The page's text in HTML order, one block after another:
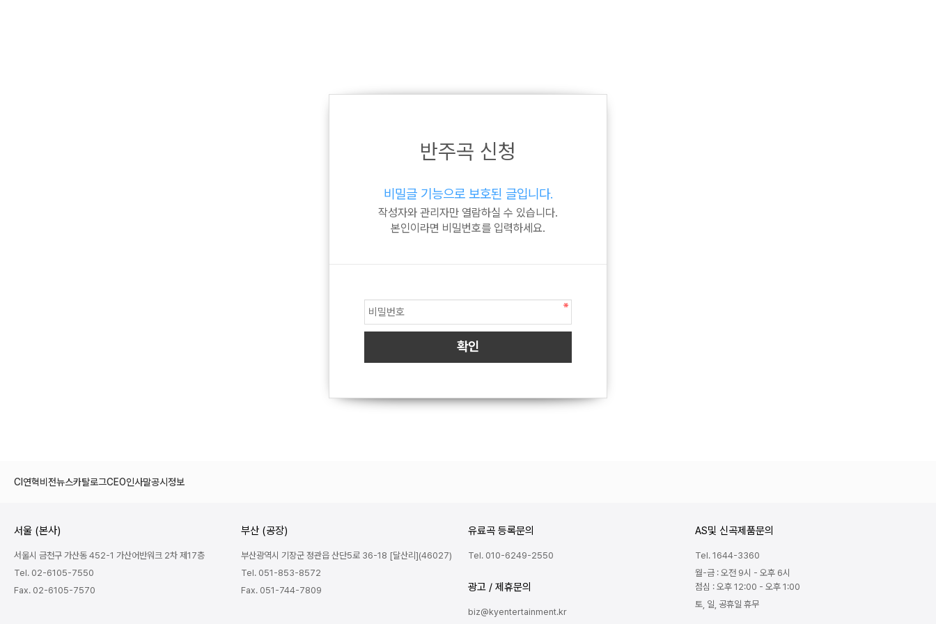
반주곡 신청
비밀글 기능으로 보호된 글입니다.
작성자와 관리자만 열람하실 수 있습니다.
본인이라면 비밀번호를 입력하세요.
CI연혁비전뉴스카탈로그CEO인사말공시정보
서울 (본사)
서울시 금천구 가산동 452-1 가산어반워크 2차 제17층
Tel. 02-6105-7550
Fax. 02-6105-7570
부산 (공장)
부산광역시 기장군 정관읍 산단5로 36-18 [달산리](46027)
Tel. 051-853-8572
Fax. 051-744-7809
유료곡 등록문의
Tel. 010-6249-2550
광고 / 제휴문의
biz@kyentertainment.kr
AS및 신곡제품문의
Tel. 1644-3360
월-금 : 오전 9시 - 오후 6시
점심 : 오후 12:00 - 오후 1:00
토, 일, 공휴일 휴무